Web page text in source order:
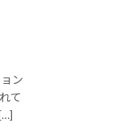
ン
て